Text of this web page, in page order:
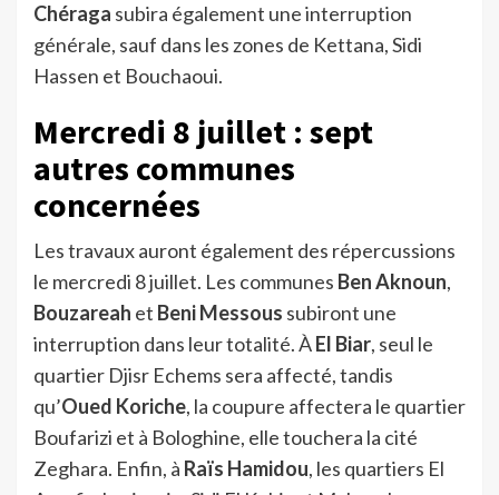
Chéraga subira également une interruption
générale, sauf dans les zones de Kettana, Sidi
Hassen et Bouchaoui.
Mercredi 8 juillet : sept
autres communes
concernées
Les travaux auront également des répercussions
le mercredi 8 juillet. Les communes Ben Aknoun,
Bouzareah et Beni Messous subiront une
interruption dans leur totalité. ÀEl Biar, seul le
quartier Djisr Echems sera affecté, tandis
qu’Oued Koriche, la coupure affectera le quartier
Boufarizi et à Bologhine, elle touchera la cité
Zeghara. Enfin, à Raïs Hamidou, les quartiers El